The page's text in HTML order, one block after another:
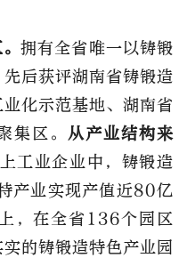
。拥有全省唯一以铸锻
后获评湖南省铸锻造
化示范基地、湖南省
集区。 从产业结构来
工业企业中，铸锻造
产业实现产值近80亿
，在全省136个园区
的铸锻造特色产业园